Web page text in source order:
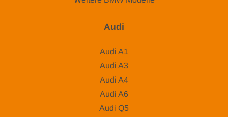
Audi
Audi A1
Audi A3
Audi A4
Audi A6
Audi Q5